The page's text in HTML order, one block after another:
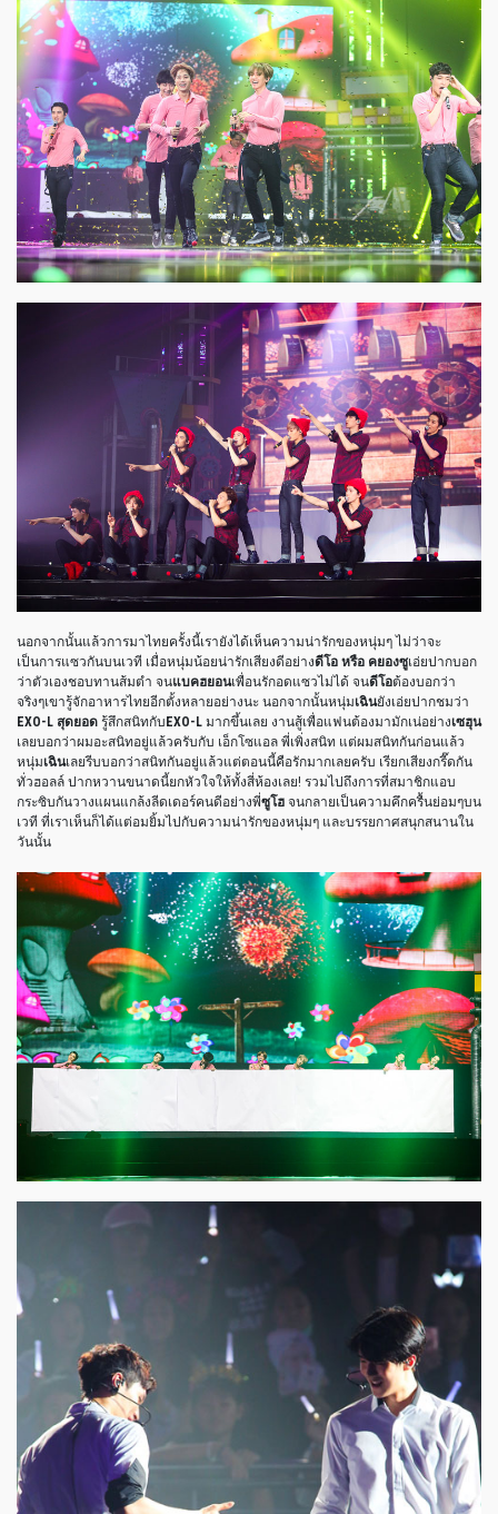
นอกจากนั้นแล้วการมาไทยครั้งนี้เรายังได้เห็นความน่ารักของหนุ่มๆ ไม่ว่าจะ
เป็นการแซวกันบนเวที เมื่อหนุ่มน้อยน่ารักเสียงดีอย่างดีโอ หรือ คยองซูเอ่ยปากบอก
ว่าตัวเองชอบทานส้มตำ จนแบคฮยอนเพื่อนรักอดแซวไม่ได้ จนดีโอต้องบอกว่า
จริงๆเขารู้จักอาหารไทยอีกตั้งหลายอย่างนะ นอกจากนั้นหนุ่มเฉินยังเอ่ยปากชมว่า
EXO-L สุดยอด รู้สึกสนิทกับ EXO-L มากขึ้นเลย งานสู้เพื่อแฟนต้องมามักเน่อย่างเซฮุน
เลยบอกว่าผมอะสนิทอยู่แล้วครับกับ เอ็กโซแอล พี่เพิ่งสนิท แต่ผมสนิทกันก่อนแล้ว
หนุ่มเฉินเลยรีบบอกว่าสนิทกันอยู่แล้วแต่ตอนนี้คือรักมากเลยครับ เรียกเสียงกรี๊ดกัน
ทั่วฮอลล์ ปากหวานขนาดนี้ยกหัวใจให้ทั้งสี่ห้องเลย! รวมไปถึงการที่สมาชิกแอบ
กระซิบกันวางแผนแกล้งลีดเดอร์คนดีอย่างพี่ซูโฮ จนกลายเป็นความคึกครื้นย่อมๆบน
เวที ที่เราเห็นก็ได้แต่อมยิ้มไปกับความน่ารักของหนุ่มๆ และบรรยกาศสนุกสนานใน
วันนั้น